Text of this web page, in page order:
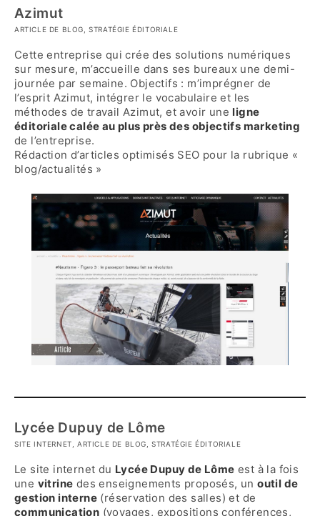
Azimut
ARTICLE DE BLOG, STRATÉGIE ÉDITORIALE
Cette entreprise qui crée des solutions numériques
sur mesure, m’accueille dans ses bureaux une demi-
journée par semaine. Objectifs : m’imprégner de
l’esprit Azimut, intégrer le vocabulaire et les
méthodes de travail Azimut, et avoir une ligne
éditoriale calée au plus près des objectifs marketing
de l’entreprise.
Rédaction d’articles optimisés SEO pour la rubrique «
blog/actualités »
Lycée Dupuy de Lôme
SITE INTERNET, ARTICLE DE BLOG, STRATÉGIE ÉDITORIALE
Le site internet du Lycée Dupuy de Lôme est à la fois
une vitrine des enseignements proposés, unoutil de
gestion interne (réservation des salles) et de
communication (voyages, expositions conférences,